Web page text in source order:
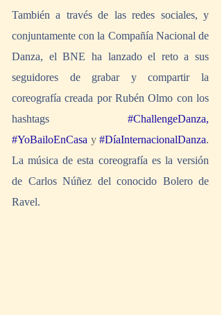
También a través de las redes sociales, y
conjuntamente con la Compañía Nacional de
Danza, el BNE ha lanzado el reto a sus
seguidores de grabar y compartir la
coreografía creada por Rubén Olmo con los
hashtags #ChallengeDanza
#YoBailoEnCasa y #DíaInternacionalDanza.
La música de esta coreografía es la versión
de Carlos Núñez del conocido Bolero de
Ravel.